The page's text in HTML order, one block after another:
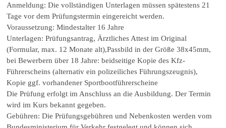
Anmeldung: Die vollständigen Unterlagen müssen spätestens 21
Tage vor dem Prüfungstermin eingereicht werden.
Voraussetzung: Mindestalter 16 Jahre
Unterlagen: Prüfungsantrag, Ärztliches Attest im Original
(Formular, max. 12 Monate alt),Passbild in der Größe 38x45mm,
bei Bewerbern über 18 Jahre: beidseitige Kopie des Kfz-
Führerscheins (alternativ ein polizeiliches Führungszeugnis),
Kopie ggf. vorhandener Sportbootführerscheine
Die Prüfung erfolgt im Anschluss an die Ausbildung. Der Termin
wird im Kurs bekannt gegeben.
Gebühren: Die Prüfungsgebühren und Nebenkosten werden vom